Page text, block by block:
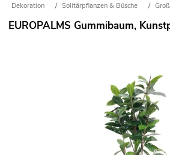
Dekoration / Solitärpflanzen & Büsche /
EUROPALMS Gummibaum,